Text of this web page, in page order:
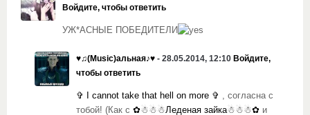
Войдите, чтобы ответить
УЖ*АСНЫЕ ПОБЕДИТЕЛИ
♥♫(Music)альная♪♥ - 28.05.2014, 12:10 Войдите,
чтобы ответить
✞ I cannot take that hell on more ✞
, согласна с
тобой! (Как с ✿☃☃☃Леденая зайка☃☃☃✿ и